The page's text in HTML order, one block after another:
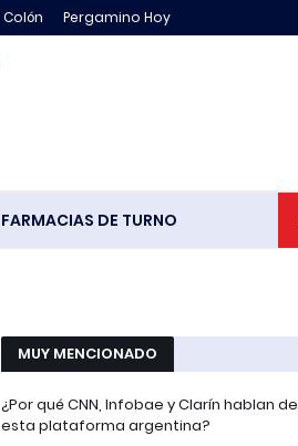
Colón Pergamino Hoy
FARMACIAS DE TURNO
MUY MENCIONADO
¿Por qué CNN, Infobae y Clarín hablan de
esta plataforma argentina?